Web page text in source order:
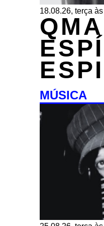
18.08.26, terça
MÚSICA